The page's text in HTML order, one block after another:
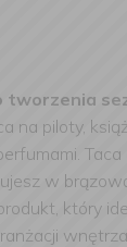
tworzenia
na piloty,
w
który